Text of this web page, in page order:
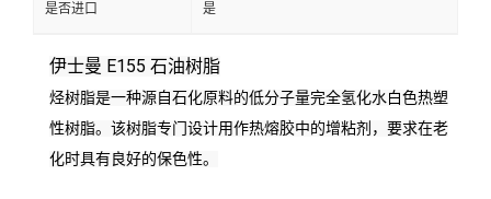
是否进口 是
伊士曼 E155 石油树脂
烃树脂是一种源自石化原料的低分子量完全氢化水白色热塑
性树脂。 该树脂专门设计用作热熔胶中的增粘剂，要求在老
化时具有良好的保色性。